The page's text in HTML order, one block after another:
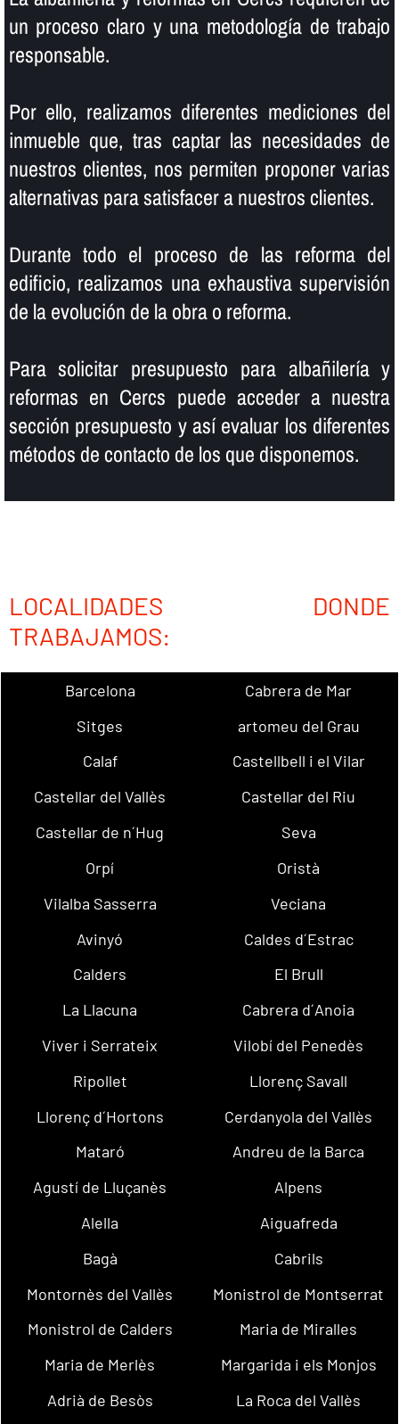
un proceso claro y una metodologí­a de trabajo
responsable.
Por ello, realizamos diferentes mediciones del
inmueble que, tras captar las necesidades de
nuestros clientes, nos permiten proponer varias
alternativas para satisfacer a nuestros clientes.
Durante todo el proceso de las reforma del
edificio, realizamos una exhaustiva supervisión
de la evolución de la obra o reforma.
Para solicitar presupuesto para albañilerí­a y
reformas en Cercs puede acceder a nuestra
sección presupuesto y así­ evaluar los diferentes
métodos de contacto de los que disponemos.
LOCALIDADES DONDE
TRABAJAMOS:
Barcelona
Cabrera de Mar
Sitges
artomeu del Grau
Calaf
Castellbell i el Vilar
Castellar del Vallès
Castellar del Riu
Castellar de n´Hug
Seva
Orpí
Oristà
Vilalba Sasserra
Veciana
Avinyó
Caldes d´Estrac
Calders
El Brull
La Llacuna
Cabrera d´Anoia
Viver i Serrateix
Vilobí del Penedès
Ripollet
Llorenç Savall
Llorenç d´Hortons
Cerdanyola del Vallès
Mataró
Andreu de la Barca
Agustí de Lluçanès
Alpens
Alella
Aiguafreda
Bagà
Cabrils
Montornès del Vallès
Monistrol de Montserrat
Monistrol de Calders
Maria de Miralles
Maria de Merlès
Margarida i els Monjos
Adrià de Besòs
La Roca del Vallès